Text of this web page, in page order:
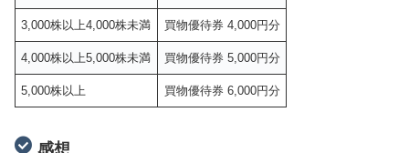
3,000株以上4,000株未満 買物優待券 4,000円分
4,000株以上5,000株未満 買物優待券 5,000円分
5,000株以上 買物優待券 6,000円分
感想